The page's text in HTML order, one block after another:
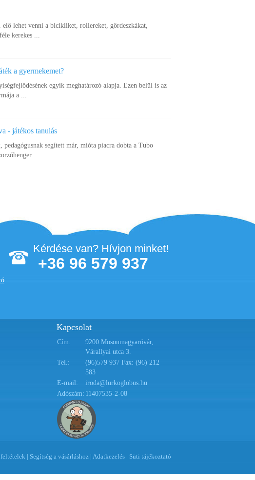
elő lehet venni a bicikliket, rollereket, gördeszkákat,
kerekes ...
a gyermekemet?
egyik meghatározó alapja. Ezen belül is az
a ...
- játékos tanulás
pedagógusnak segített már, mióta piacra dobta a Tubo
...
Kérdése van? Hívjon minket!
+36 96 579 937
Kapcsolat
Cím:
9200 Mosonmagyaróvár,
Várallyai utca 3.
Tel.:
(96)579 937 Fax: (96) 212
583
E-mail:
iroda@lurkoglobus.hu
Adószám: 11407535-2-08
feltételek | Segítség a vásárláshoz | Adatkezelés | Süti tájékoztató